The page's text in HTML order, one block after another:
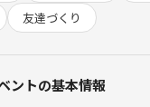
の雰囲気に合わせて選
グ
方でゆるっとお話しす
相談や何気ない日常のシ
友達づくり
ントの基本情報